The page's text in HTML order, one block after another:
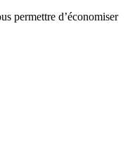
permettre d’économiser